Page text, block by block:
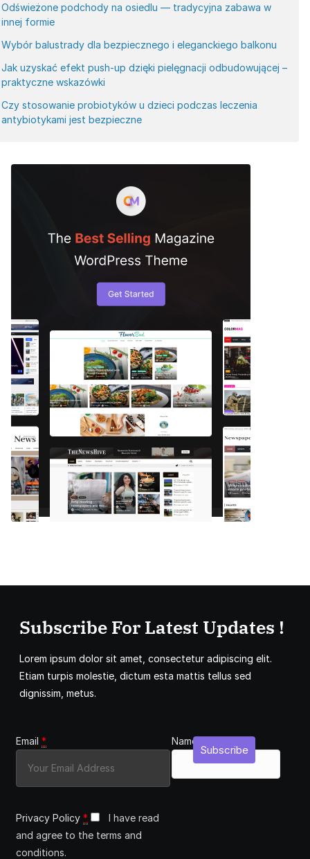
Odświeżone podchody na osiedlu — tradycyjna zabawa w
innej formie
Wybór balustrady dla bezpiecznego i eleganckiego balkonu
Jak uzyskać efekt push-up dzięki pielęgnacji odbudowującej –
praktyczne wskazówki
Czy stosowanie probiotyków u dzieci podczas leczenia
antybiotykami jest bezpieczne
Subscribe For Latest Updates !
Lorem ipsum dolor sit amet, consectetur adipiscing elit.
Etiam turpis molestie, dictum esta mattis tellus sed
dignissim, metus.
Email *
Privacy Policy *
I have read
and agree to the terms and
conditions.
Name
Subscribe